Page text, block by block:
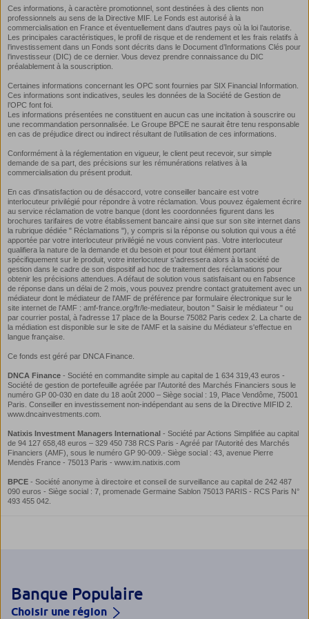
Banque Populaire
Choisir une région